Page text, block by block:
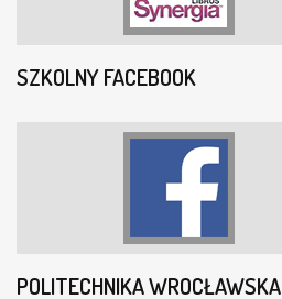
SZKOLNY FACEBOOK
POLITECHNIKA WROCŁAWSKA